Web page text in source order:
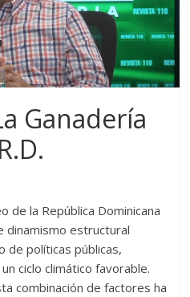
Ganadería
de la República Dominicana
dinamismo estructural
de políticas públicas,
ciclo climático favorable.
combinación de factores ha